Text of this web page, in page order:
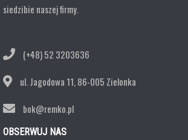
siedzibie naszej firmy.
(+48) 52 3203636
ul. Jagodowa 11, 86-005 Zielonka
bok@remko.pl
OBSERWUJ NAS